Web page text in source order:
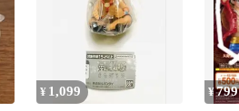
¥ 1,099 ¥799